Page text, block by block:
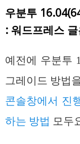
우분투
: 워드프레스
예전에 우분투
그레이드 방법
콘솔창에서 진
하는 방법 모두